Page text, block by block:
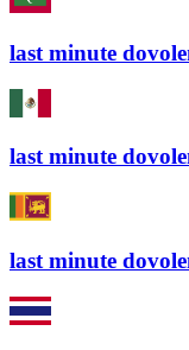
last minute
last minute
last minute